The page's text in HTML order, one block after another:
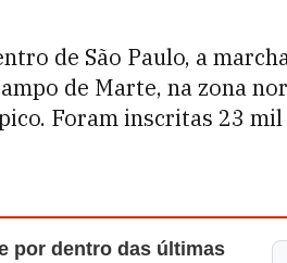
de São Paulo, a
de Marte, na zona
Foram inscritas 23 mil
por dentro das últimas